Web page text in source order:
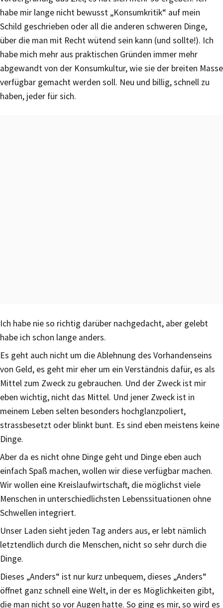
habe mir lange nicht bewusst „Konsumkritik“ auf mein
Schild geschrieben oder all die anderen schweren Dinge,
über die man mit Recht wütend sein kann (und sollte!). Ich
habe mich mehr aus praktischen Gründen immer mehr
abgewandt von der Konsumkultur, wie sie der breiten Masse
verfügbar gemacht werden soll. Neu und billig, schnell zu
haben, jeder für sich.
Ich habe nie so richtig darüber nachgedacht, aber gelebt
habe ich schon lange anders.
Es geht auch nicht um die Ablehnung des Vorhandenseins
von Geld, es geht mir eher um ein Verständnis dafür, es als
Mittel zum Zweck zu gebrauchen. Und der Zweck ist mir
eben wichtig, nicht das Mittel. Und jener Zweck ist in
meinem Leben selten besonders hochglanzpoliert,
strassbesetzt oder blinkt bunt. Es sind eben meistens keine
Dinge.
Aber da es nicht ohne Dinge geht und Dinge eben auch
einfach Spaß machen, wollen wir diese verfügbar machen.
Wir wollen eine Kreislaufwirtschaft, die möglichst viele
Menschen in unterschiedlichsten Lebenssituationen ohne
Schwellen integriert.
Unser Laden sieht jeden Tag anders aus, er lebt nämlich
letztendlich durch die Menschen, nicht so sehr durch die
Dinge.
Dieses „Anders“ ist nur kurz unbequem, dieses „Anders“
öffnet ganz schnell eine Welt, in der es Möglichkeiten gibt,
die man nicht so vor Augen hatte. So ging es mir, so wird es